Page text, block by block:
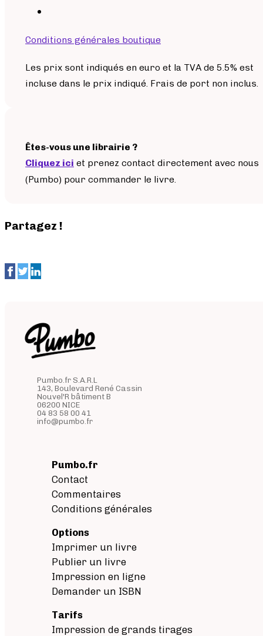
Conditions générales boutique
Les prix sont indiqués en euro et la TVA de 5.5% est
incluse dans le prix indiqué. Frais de port non inclus.
Êtes-vous une librairie ?
Cliquez ici et prenez contact directement avec nous
(Pumbo) pour commander le livre.
Partagez !
Pumbo.fr S.A.R.L
143, Boulevard René Cassin
Nouvel'R bâtiment B
06200 NICE
04 83 58 00 41
info@pumbo.fr
Pumbo.fr
Contact
Commentaires
Conditions générales
Options
Imprimer un livre
Publier un livre
Impression en ligne
Demander un ISBN
Tarifs
Impression de grands tirages